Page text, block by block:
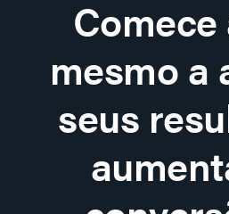
mesmo a
seus